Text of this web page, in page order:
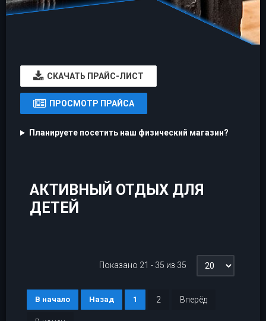
CКАЧАТЬ ПРАЙС-ЛИСТ
ПРОСМОТР ПРАЙСА
Планируете посетить наш физический магазин?
АКТИВНЫЙ ОТДЫХ ДЛЯ
ДЕТЕЙ
Показано 21 - 35 из 35
В начало Назад 1 2 Вперёд